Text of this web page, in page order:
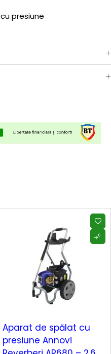
presiune
Aparat de spălat cu
presiune Annovi